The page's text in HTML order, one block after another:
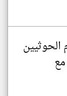
الحوثيين